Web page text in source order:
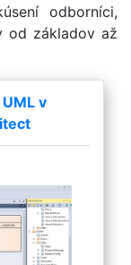
odborníci,
od základov až
v